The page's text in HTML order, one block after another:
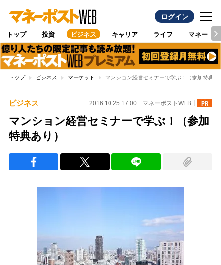
ログイン
トップ 投資 ビジネス キャリア ライフ マネー
トップ ビジネス マーケット マンション経営セミナーで学ぶ！（参加特典あ
ビジネス 2016.10.25 17:00 マネーポストWEB
マンション経営セミナーで学ぶ！（参加
特典あり）